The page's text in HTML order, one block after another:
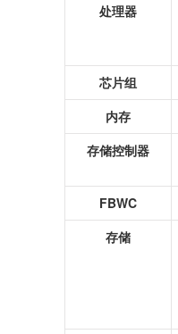
处理器
芯片组
内存
存储控制器
FBWC
存储